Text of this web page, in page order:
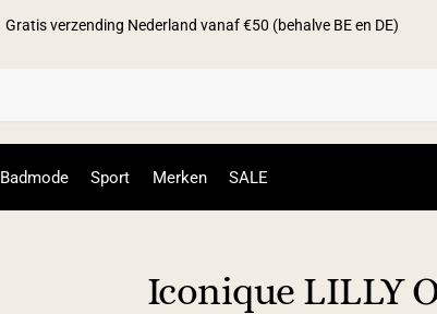
Gratis verzending Nederland vanaf €50 (behalve BE en DE)
Badmode Sport Merken SALE
Iconique LILLY